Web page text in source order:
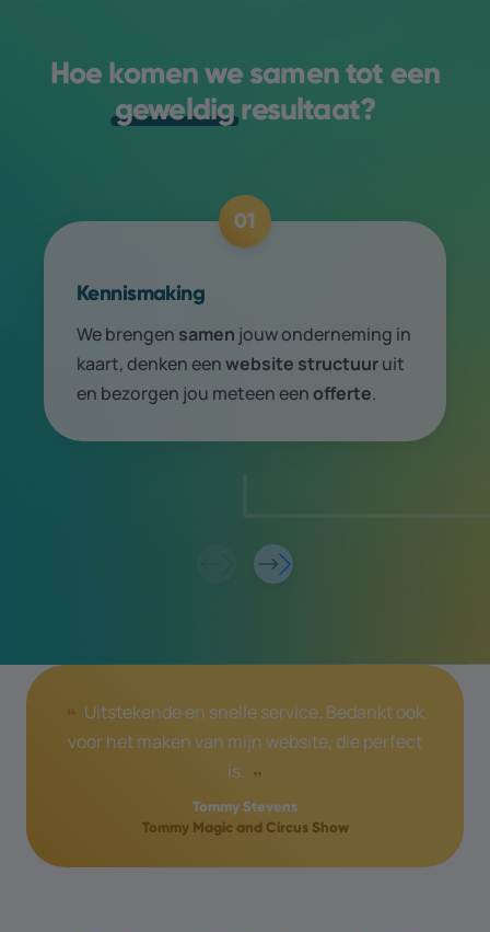
Hoe komen we samen tot een
geweldigresultaat?
01
Kennismaking
We brengen samen jouw onder­neming in
kaart, denken eenweb­site structuuruit
en bezorgen jou meteen eenofferte.
Uitstekende en snelle service. Bedankt ook
voor het maken van mijn website, die perfect
is.
Tommy Stevens
Tommy Magic and Circus Show